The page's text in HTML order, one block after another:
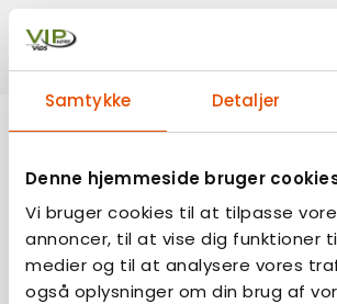
Samtykke Detaljer
Denne hjemmeside bruger
Vi bruger cookies til at tilpasse
annoncer, til at vise dig funktioner
medier og til at analysere vores
også oplysninger om din brug af